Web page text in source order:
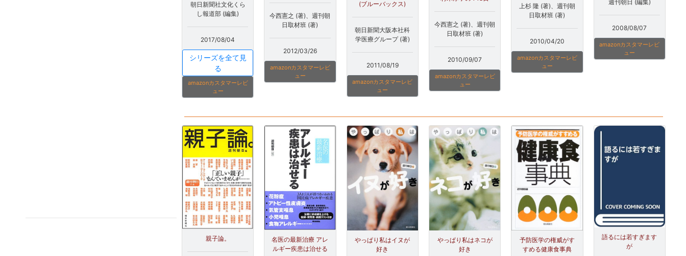
朝日新聞社文化くら
し報道部 (編集)
2017/08/04
シリーズを全て見
る
amazonカスタマーレビ
ュー
今西憲之 (著)、週刊朝
日取材班 (著)
2012/03/26
amazonカスタマーレビ
ュー
(ブルーバックス)
朝日新聞大阪本社科
学医療グループ (著)
2011/08/19
amazonカスタマーレビ
ュー
今西憲之 (著)、週刊朝
日取材班 (著)
2010/09/07
amazonカスタマーレビ
ュー
上杉 隆 (著)、週刊朝
日取材班 (著)
2010/04/20
amazonカスタマーレビ
ュー
週刊朝日 (編集)
2008/08/07
amazonカスタマーレビ
ュー
親子論。
名医の最新治療 アレ
ルギー疾患は治せる
やっぱり私はイヌが
好き
やっぱり私はネコが
好き
予防医学の権威がす
すめる健康食事典
語るには若すぎます
が